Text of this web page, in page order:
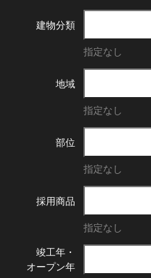
建物分類
指定なし
地域
指定なし
部位
指定なし
採用商品
指定なし
竣工年・
オープン年